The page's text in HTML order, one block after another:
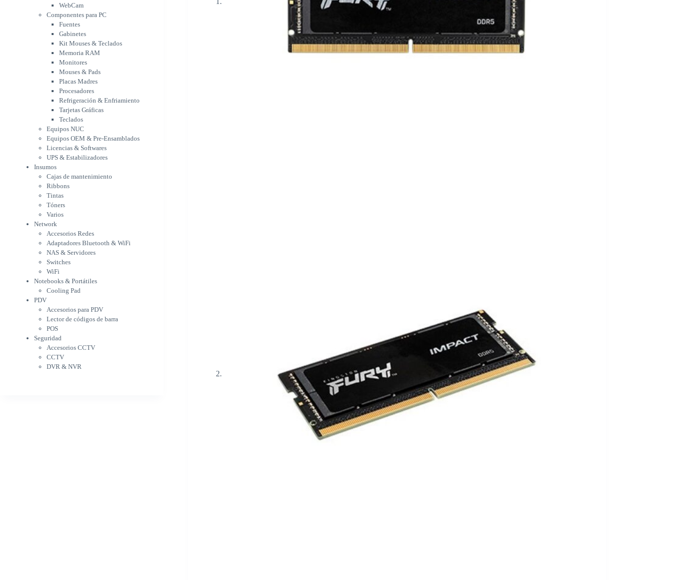
Mouses & Pads
Placas Madres
Procesadores
Refrigeración &
Enfriamiento
Tarjetas Gráficas
Teclados
Equipos NUC
Equipos OEM & Pre-
Ensamblados
Licencias & Softwares
UPS & Estabilizadores
Insumos
Cajas de mantenimiento
Ribbons
Tintas
Tóners
Varios
Network
Accesorios Redes
Adaptadores Bluetooth &
WiFi
NAS & Servidores
Switches
WiFi
Notebooks & Portátiles
Cargador para notebook
Cooling Pad
PDV
Accesorios para PDV
POS
Seguridad
Accesorios CCTV
CCTV
DVR & NVR
Sin categorizar
WebCam
Componentes para PC
Fuentes
Gabinetes
Kit Mouses & Teclados
Memoria RAM
Monitores
Mouses & Pads
Placas Madres
Procesadores
Refrigeración & Enfriamiento
Tarjetas Gráficas
Teclados
Equipos NUC
Equipos OEM & Pre-Ensamblados
Licencias & Softwares
UPS & Estabilizadores
Insumos
Cajas de mantenimiento
Ribbons
Tintas
Tóners
Varios
Network
Accesorios Redes
Adaptadores Bluetooth & WiFi
NAS & Servidores
Switches
WiFi
Notebooks & Portátiles
Cooling Pad
PDV
Accesorios para PDV
Lector de códigos de barra
POS
Seguridad
Accesorios CCTV
CCTV
DVR & NVR